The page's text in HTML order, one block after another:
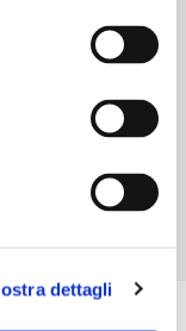
dettagli
luglio chiuso